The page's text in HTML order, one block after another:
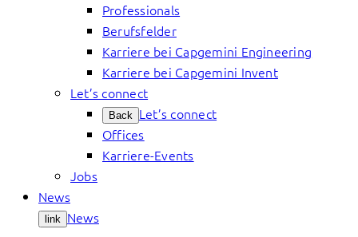
Professionals
Berufsfelder
Karriere bei Capgemini Engineering
Karriere bei Capgemini Invent
Let’s connect
Back Let’s connect
Offices
Karriere-Events
Jobs
News
link News